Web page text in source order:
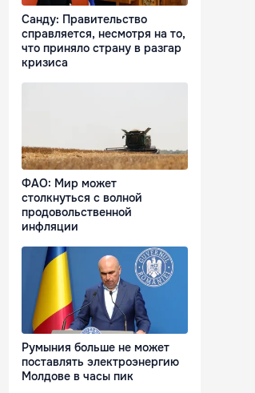
Санду: Правительство
справляется, несмотря на то,
что приняло страну в разгар
кризиса
ФАО: Мир может
столкнуться с волной
продовольственной
инфляции
Румыния больше не может
поставлять электроэнергию
Молдове в часы пик